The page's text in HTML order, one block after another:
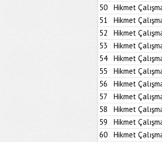
50
Hikmet
51
Hikmet
52
Hikmet
53
Hikmet
54
Hikmet
55
Hikmet
56
Hikmet
57
Hikmet
58
Hikmet
59
Hikmet
60
Hikmet